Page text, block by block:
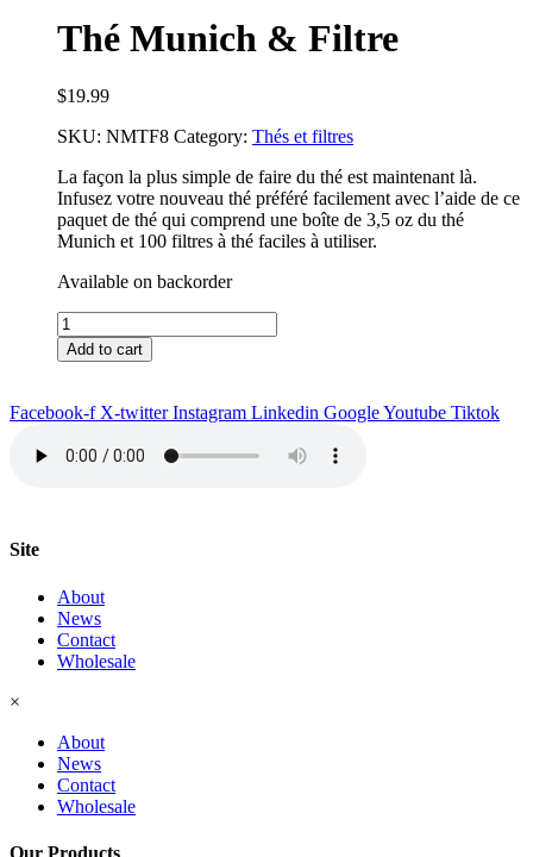
Thé Munich & Filtre
$19.99
SKU: NMTF8 Category: Thés et filtres
La façon la plus simple de faire du thé est maintenant là.
Infusez votre nouveau thé préféré facilement avec l’aide de ce
paquet de thé qui comprend une boîte de 3,5 oz du thé
Munich et 100 filtres à thé faciles à utiliser.
Available on backorder
Thé
Munich
&
quantity
Add to cart
Facebook-f X-twitter Instagram Linkedin GoogleYoutube Tiktok
Site
About
News
Contact
Wholesale
×
About
News
Contact
Wholesale
Our Products